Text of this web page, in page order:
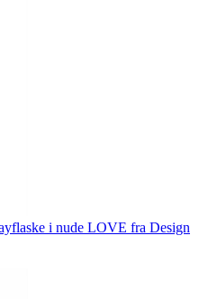
i nude LOVE fra Design